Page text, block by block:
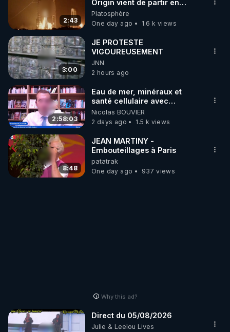
2:43
Origin vient de partir en
fumée.
Platosphère
One day ago
1.6 k views
3:00
JE PROTESTE
VIGOUREUSEMENT
JNN
2 hours ago
2:58:03
Eau de mer, minéraux et
santé cellulaire avec
Grégoire Cadeau
Nicolas BOUVIER
2 days ago
1.5 k views
8:48
JEAN MARTINY -
Embouteillages à Paris
patatrak
One day ago
937 views
Why this ad?
Direct du 05/08/2026
Julie & Leelou Lives